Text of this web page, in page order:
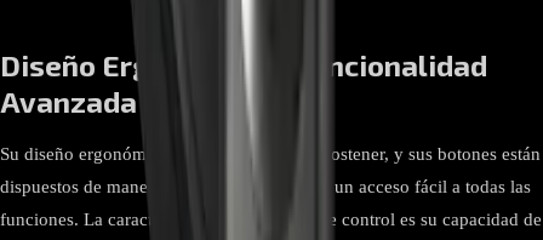
Diseño Ergonómico y Funcionalidad
Avanzada
Su diseño ergonómico lo hace cómodo de sostener, y sus botones están
dispuestos de manera intuitiva, permitiendo un acceso fácil a todas las
funciones. La característica distintiva de este control es su capacidad de